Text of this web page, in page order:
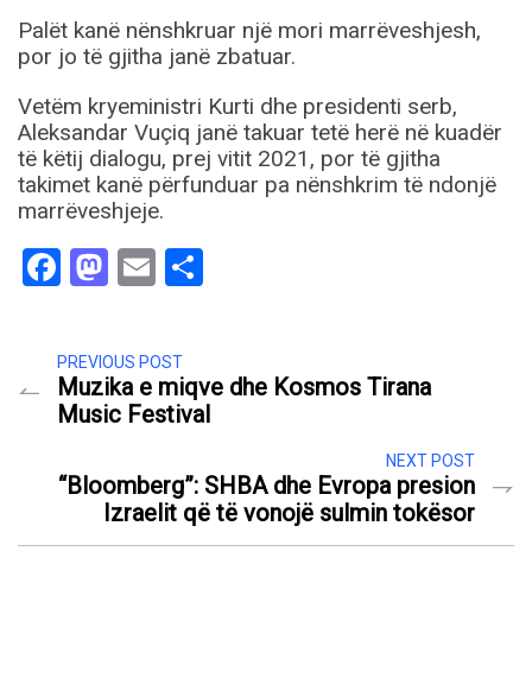
Palët kanë nënshkruar një mori marrëveshjesh,
por jo të gjitha janë zbatuar.
Vetëm kryeministri Kurti dhe presidenti serb,
Aleksandar Vuçiq janë takuar tetë herë në kuadër
të këtij dialogu, prej vitit 2021, por të gjitha
takimet kanë përfunduar pa nënshkrim të ndonjë
marrëveshjeje.
Facebook
Mastodon
Email
PREVIOUS POST
Muzika e miqve dhe Kosmos Tirana
Music Festival
NEXT POST
“Bloomberg”: SHBA dhe Evropa presion
Izraelit që të vonojë sulmin tokësor